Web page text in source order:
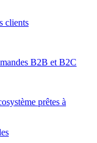
clients
B2B et B2C
prêtes à